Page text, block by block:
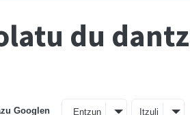
du
Googlen Entzun Itzuli